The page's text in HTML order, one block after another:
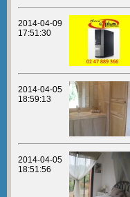
2014-04-09
17:51:30
2014-04-05
18:59:13
2014-04-05
18:51:56